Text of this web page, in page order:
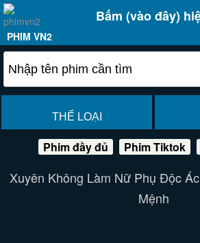
Bấm (vào đây)
PHIM VN2
THỂ LOẠI
Phim đầy đủ Phim Tiktok
Xuyên Không Làm Nữ Phụ Độc
Mệnh